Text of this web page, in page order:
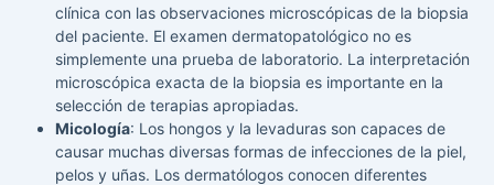
clínica con las observaciones microscópicas de la biopsia
del paciente. El examen dermatopatológico no es
simplemente una prueba de laboratorio. La interpretación
microscópica exacta de la biopsia es importante en la
selección de terapias apropiadas.
Micología: Los hongos y la levaduras son capaces de
causar muchas diversas formas de infecciones de la piel,
pelos y uñas. Los dermatólogos conocen diferentes